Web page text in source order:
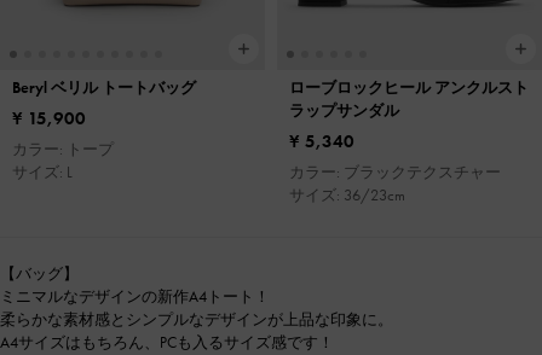
Beryl ベリル トートバッグ
¥ 15,900
カラー: トープ
サイズ: L
ローブロックヒール アンクルスト
ラップサンダル
¥ 5,340
カラー: ブラックテクスチャー
サイズ: 36/23cm
【バッグ】
ミニマルなデザインの新作A4トート！
柔らかな素材感とシンプルなデザインが上品な印象に。
A4サイズはもちろん、PCも入るサイズ感です！